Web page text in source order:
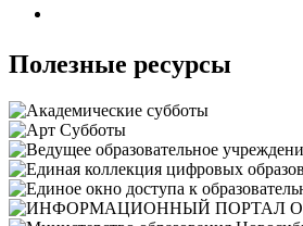
Полезные ресурсы